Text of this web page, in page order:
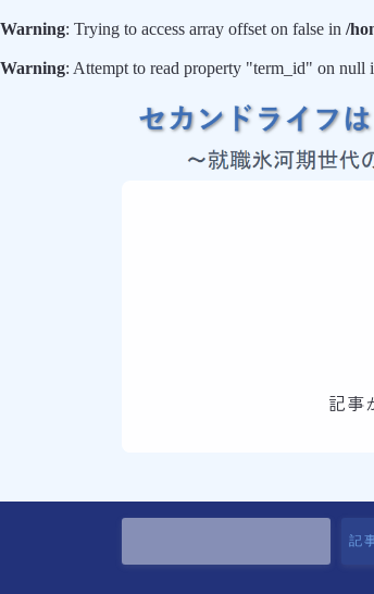
Warning: Trying to access array offset on false in /
Warning: Attempt to read property "term_id" on null
記事
記